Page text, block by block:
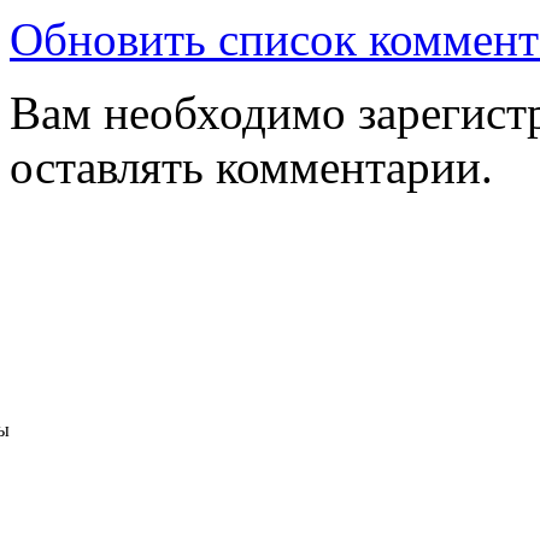
Обновить список
Вам необходимо
оставлять комментарии.